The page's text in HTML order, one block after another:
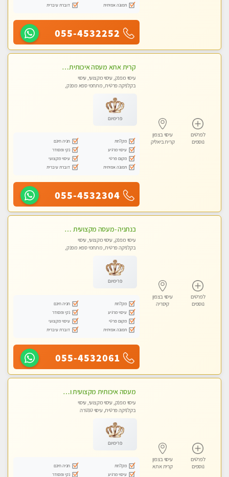
תמונה אמיתית
דוברת עיברית
055-4532252
לפרטים
נוספים
עיסוי בצפון
קרית ביאליק
קרית אתא מעסה איכותית מקצועית ללא מין
עיסוי מפנק, עיסוי מקצועי, עיסוי
בקלניקה פרטית, מתחמי ספא מפנק,
פרימיום
מקלחת
חניה חינם
עיסוי מרגיע
נקי ומסודר
מקום פרטי
עיסוי מקצועי
תמונה אמיתית
דוברת עיברית
055-4532304
לפרטים
נוספים
עיסוי בצפון
קיסריה
בנתניה -מעסה מקצועית איכותית עיסוי מפנק ברמה אחרת !!!
עיסוי מפנק, עיסוי מקצועי, עיסוי
בקלניקה פרטית, מתחמי ספא מפנק,
פרימיום
מקלחת
חניה חינם
עיסוי מרגיע
נקי ומסודר
מקום פרטי
עיסוי מקצועי
תמונה אמיתית
דוברת עיברית
055-4532061
לפרטים
נוספים
עיסוי בצפון
קרית אתא
מעסה איכותית מקצועית ומפנקת מאוד פרטי מומלץ בחום
עיסוי מפנק, עיסוי מקצועי, עיסוי
בקלניקה פרטית, עיסוי טנטרה
פרימיום
מקלחת
חניה חינם
עיסוי מרגיע
נקי ומסודר